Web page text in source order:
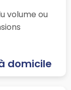
volume ou
domicile